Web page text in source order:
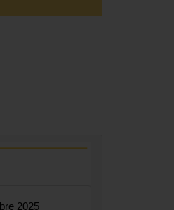
2025